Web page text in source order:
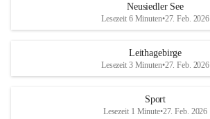
S
Maßnahmen zur Bekämpfung
Rebe und der Amerikanischen
r
S
Neusiedler See
Lesezeit 6 Minuten•27. Feb. 2026
Leithagebirge
Lesezeit 3 Minuten•27. Feb. 2026
Sport
Lesezeit 1 Minute•27. Feb. 2026